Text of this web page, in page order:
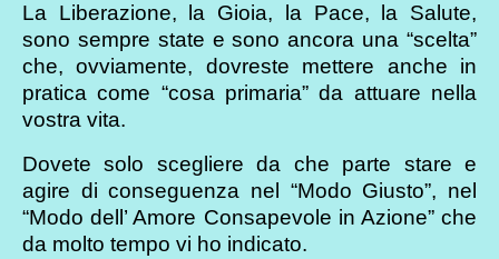
La Liberazione, la Gioia, la Pace, la Salute,
sono sempre state e sono ancora una “scelta”
che, ovviamente, dovreste mettere anche in
pratica come “cosa primaria” da attuare nella
vostra vita.
Dovete solo scegliere da che parte stare e
agire di conseguenza nel “Modo Giusto”, nel
“Modo dell’ Amore Consapevole in Azione” che
da molto tempo vi ho indicato.